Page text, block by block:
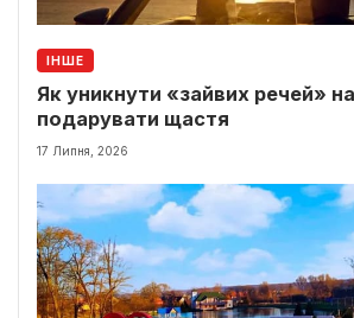
ІНШЕ
Як уникнути «зайвих речей» на
подарувати щастя
17 Липня, 2026